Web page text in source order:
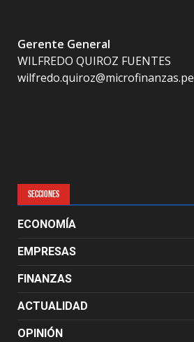
Gerente General
WILFREDO QUIROZ FUENTES
wilfredo.quiroz@microfinanzas.pe
SECCIONES
ECONOMÍA
EMPRESAS
FINANZAS
ACTUALIDAD
OPINIÓN